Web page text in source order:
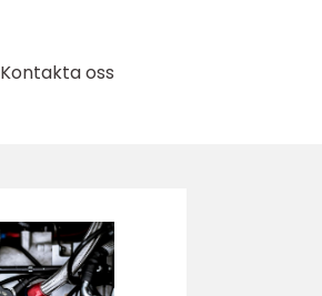
Kontakta oss